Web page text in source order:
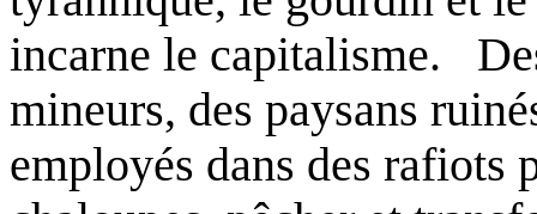
incarne le capitalisme.
mineurs, des paysans
employés dans des